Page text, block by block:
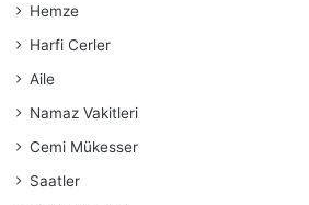
Hemze
Harfi Cerler
Aile
Namaz Vakitleri
Cemi Mükesser
Saatler